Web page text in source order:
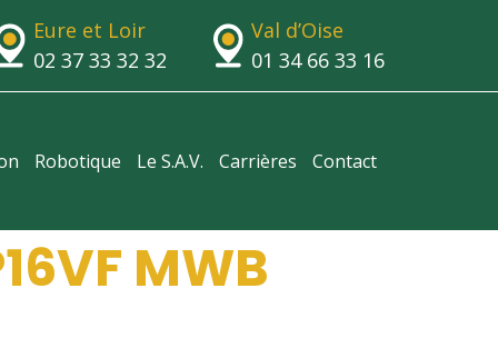
Eure et Loir
02 37 33 32 32
Val d’Oise
01 34 66 33 16
Robotique Le S.A.V. Carrières Contact
MWB